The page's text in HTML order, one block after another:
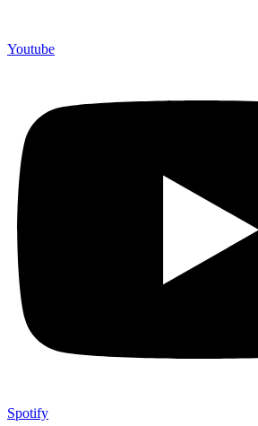
Youtube
Spotify